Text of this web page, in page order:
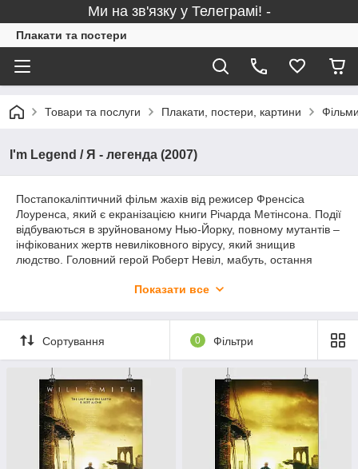
Ми на зв'язку у Телеграмі! -
Плакати та постери
Товари та послуги Плакати, постери, картини
I'm Legend / Я - легенда (2007)
Постапокаліптичний фільм жахів від режисер Френсіса
Лоуренса, який є екранізацією книги Річарда Метінсона. Події
відбуваються в зруйнованому Нью-Йорку, повному мутантів –
інфікованих жертв невиліковного вірусу, який знищив
людство. Головний герой Роберт Невіл, мабуть, остання
медика, він намагається створити вакцину від хвороби, а
Головні ролі у фільмі зіграли Вілл Сміт, Алісе Брага та Чарлі
Тахан. Зануритись у постапокаліптичну атмосферу фільму
«Я – легенда» краще, Вам допоможуть плакати, які Ви
можете замовити на цій сторінці сайту.
Показати все
Сортування 0 Фільтри